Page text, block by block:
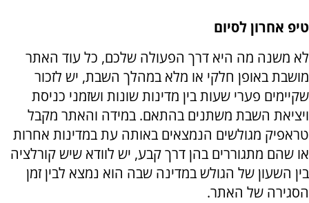
טיפ אחרון לסיום
לא משנה מה היא דרך הפעולה שלכם, כל עוד האתר
מושבת באופן חלקי או מלא במהלך השבת, יש לזכור
שקיימים פערי שעות בין מדינות שונות ושזמני כניסת
ויציאת השבת משתנים בהתאם. במידה והאתר מקבל
טראפיק מגולשים הנמצאים באותה עת במדינות אחרות
או שהם מתגוררים בהן דרך קבע, יש לוודא שיש קורלציה
בין השעון של הגולש במדינה שבה הוא נמצא לבין זמן
הסגירה של האתר.